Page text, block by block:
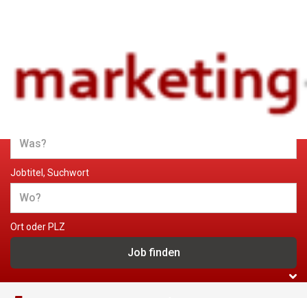
Jobs und Stellenangebote im
Marketing
Jobtitel, Suchwort
Ort oder PLZ